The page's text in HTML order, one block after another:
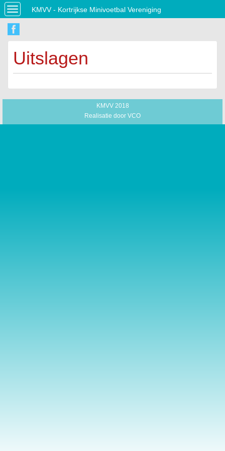
Toggle
navigation
KMVV - Kortrijkse Minivoetbal Vereniging
Uitslagen
KMVV 2018
Realisatie door VCO